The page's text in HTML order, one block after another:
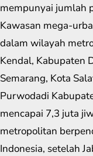
mempunyai jumlah
Kawasan mega-
dalam wilayah
Kendal, Kabupaten
Semarang, Kota
Purwodadi
mencapai 7,3 juta
metropolitan
Indonesia, setelah